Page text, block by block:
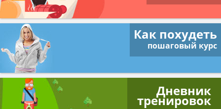
Как похудеть
пошаговый курс
Дневник
тренировок